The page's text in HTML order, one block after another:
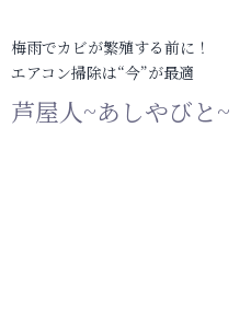
梅雨でカビが繁殖する前に！
エアコン掃除は“今”が最適
芦屋人~あしやびと~